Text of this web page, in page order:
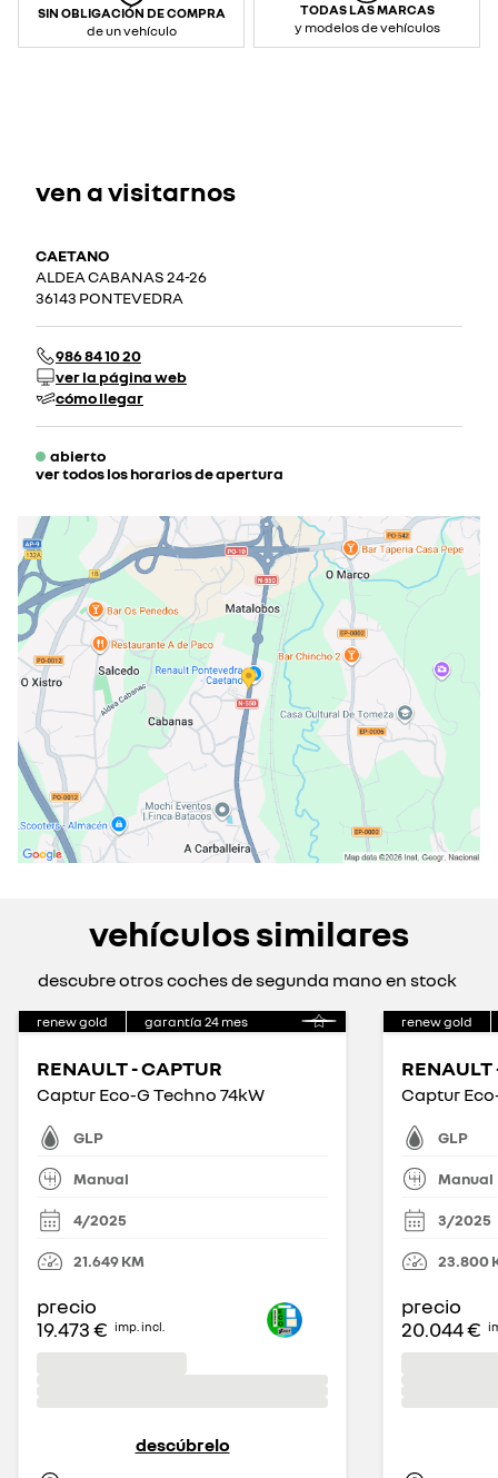
SIN OBLIGACIÓN DE COMPRA
de un vehículo
TODAS LAS MARCAS
y modelos de vehículos
ven a visitarnos
CAETANO
ALDEA CABANAS 24-26
36143 PONTEVEDRA
986 84 10 20
ver la página web
cómo llegar
abierto
ver todos los horarios de apertura
martes
08:30 - 20:00
miércoles
08:30 - 20:00
jueves
08:30 - 20:00
viernes
08:30 - 20:00
sábado
10:00 - 13:30
cerrado actualmente
domingo
cerrado actualmente
vehículos similares
descubre otros coches de segunda mano en stock
renew gold garantía 24 mes
RENAULT - CAPTUR
Captur Eco-G Techno 74kW
GLP
Manual
4/2025
21.649KM
precio
19.473 € imp. incl.
descúbrelo
renew gold
RENAULT
Captur
GLP
Manual
3/2025
23.800
precio
20.044 €